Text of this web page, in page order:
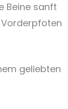
Beine sanft
geliebten